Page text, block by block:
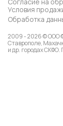
Условия
Обработка
2009 - 2026 © ООО
Ставрополе,
и др. городах СКФО.